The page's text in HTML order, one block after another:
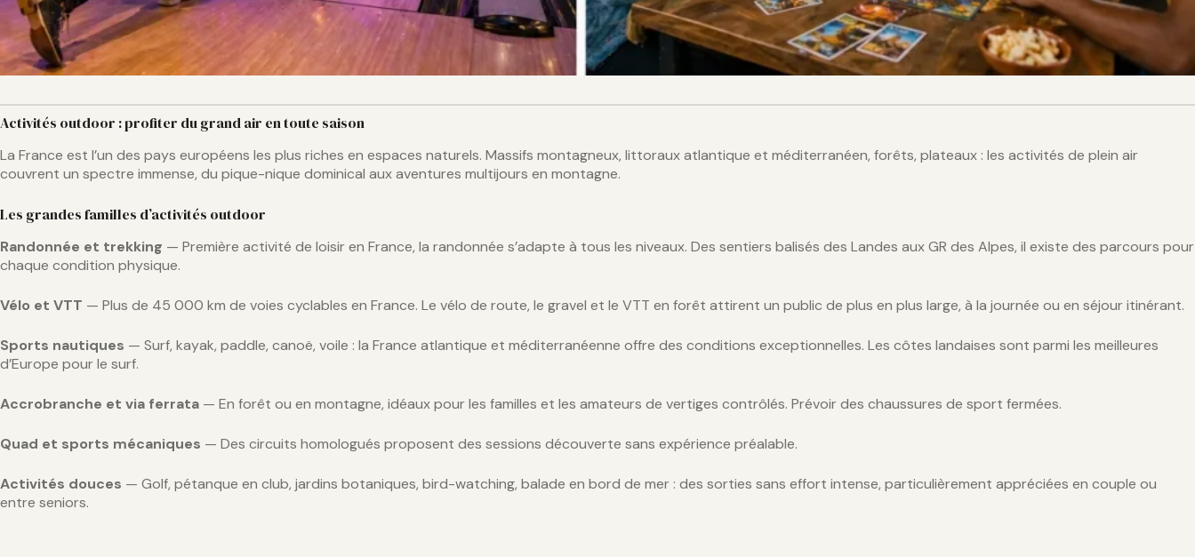
Activités outdoor : profiter du grand air en toute saison
La France est l’un des pays européens les plus riches en espaces naturels. Massifs montagneux, littoraux atlantique et méditerranéen, forêts, plateaux : les activités de plein air
couvrent un spectre immense, du pique-nique dominical aux aventures multijours en montagne.
Les grandes familles d’activités outdoor
Randonnée et trekking — Première activité de loisir en France, la randonnée s’adapte à tous les niveaux. Des sentiers balisés des Landes aux GR des Alpes, il existe des parcours pour
chaque condition physique.
Vélo et VTT — Plus de 45 000 km de voies cyclables en France. Le vélo de route, le gravel et le VTT en forêt attirent un public de plus en plus large, à la journée ou en séjour itinérant.
Sports nautiques — Surf, kayak, paddle, canoë, voile : la France atlantique et méditerranéenne offre des conditions exceptionnelles. Les côtes landaises sont parmi les meilleures
d’Europe pour le surf.
Accrobranche et via ferrata — En forêt ou en montagne, idéaux pour les familles et les amateurs de vertiges contrôlés. Prévoir des chaussures de sport fermées.
Quad et sports mécaniques — Des circuits homologués proposent des sessions découverte sans expérience préalable.
Activités douces — Golf, pétanque en club, jardins botaniques, bird-watching, balade en bord de mer : des sorties sans effort intense, particulièrement appréciées en couple ou
entre seniors.